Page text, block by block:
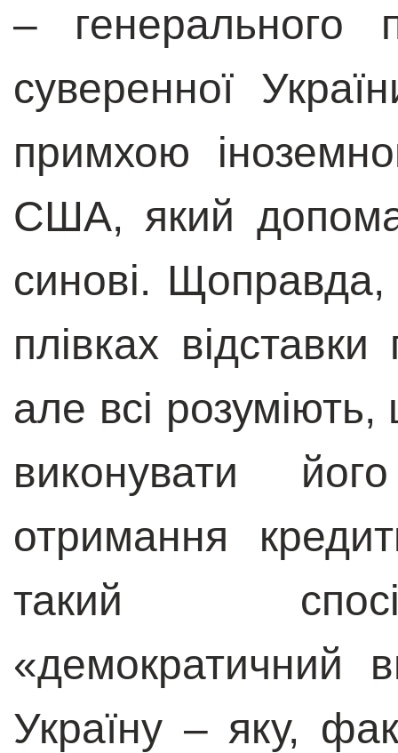
– генерального
суверенної
примхою
США, який
синові.
плівках
але всі
виконувати
отримання
такий
«демократичний
Україну – яку,